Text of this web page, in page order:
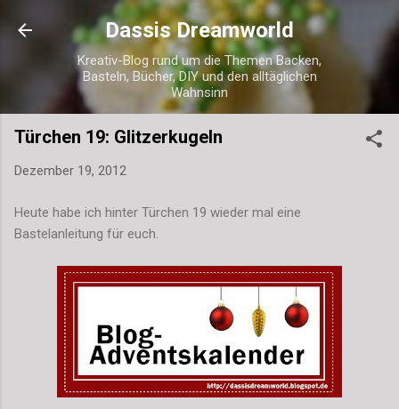
Direkt zum Hauptbereich
Dassis Dreamworld
Kreativ-Blog rund um die Themen Backen,
Basteln, Bücher, DIY und den alltäglichen
Wahnsinn
Türchen 19: Glitzerkugeln
Dezember 19, 2012
Heute habe ich hinter Türchen 19 wieder mal eine
Bastelanleitung für euch.